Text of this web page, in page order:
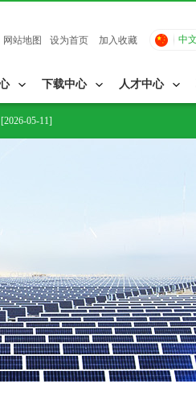
网站地图 设为首页 加入收藏 中文
下载中心 人才中心
[2026-05-11]
[2026-05-11]
[2025-11-28]
[2025-11-28]